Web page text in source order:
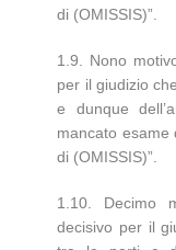
di (OMISSIS)”.
1.9. Nono
per il giudizio
e dunque
mancato esame
di (OMISSIS)”.
1.10. Decimo
decisivo per il